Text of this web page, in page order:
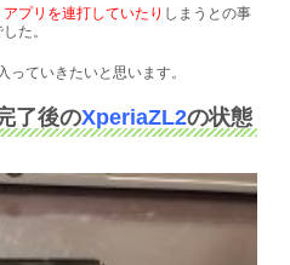
プリを連打していたり しまうとの事
た。
っていきたいと思います。
了後のXperiaZL2の状態